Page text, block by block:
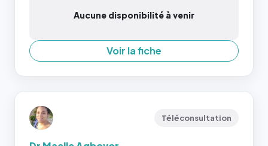
Aucune disponibilité à venir
Voir la fiche
Téléconsultation